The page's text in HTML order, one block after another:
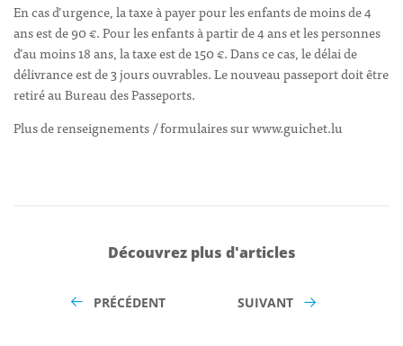
En cas d’urgence, la taxe à payer pour les enfants de moins de 4
ans est de 90 €. Pour les enfants à partir de 4 ans et les personnes
d’au moins 18 ans, la taxe est de 150 €. Dans ce cas, le délai de
délivrance est de 3 jours ouvrables. Le nouveau passeport doit être
retiré au Bureau des Passeports.
Plus de renseignements / formulaires sur www.guichet.lu
Découvrez plus d'articles
PRÉCÉDENT SUIVANT